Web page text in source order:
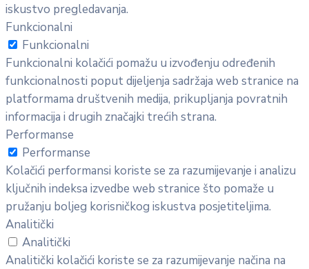
iskustvo pregledavanja.
Funkcionalni
Funkcionalni
Funkcionalni kolačići pomažu u izvođenju određenih
funkcionalnosti poput dijeljenja sadržaja web stranice na
platformama društvenih medija, prikupljanja povratnih
informacija i drugih značajki trećih strana.
Performanse
Performanse
Kolačići performansi koriste se za razumijevanje i analizu
ključnih indeksa izvedbe web stranice što pomaže u
pružanju boljeg korisničkog iskustva posjetiteljima.
Analitički
Analitički
Analitički kolačići koriste se za razumijevanje načina na